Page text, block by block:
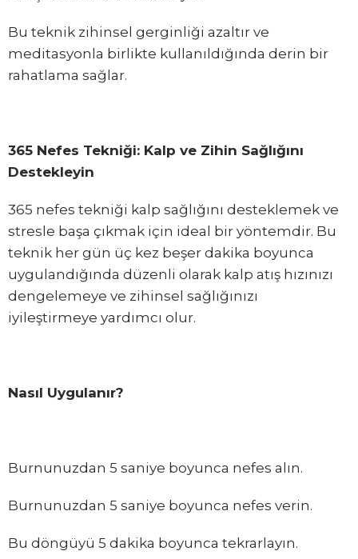
Bu teknik zihinsel gerginliği azaltır ve
meditasyonla birlikte kullanıldığında derin bir
rahatlama sağlar.
365 Nefes Tekniği: Kalp ve Zihin Sağlığını
Destekleyin
365 nefes tekniği kalp sağlığını desteklemek ve
stresle başa çıkmak için ideal bir yöntemdir. Bu
teknik her gün üç kez beşer dakika boyunca
uygulandığında düzenli olarak kalp atış hızınızı
dengelemeye ve zihinsel sağlığınızı
iyileştirmeye yardımcı olur.
Nasıl Uygulanır?
Burnunuzdan 5 saniye boyunca nefes alın.
Burnunuzdan 5 saniye boyunca nefes verin.
Bu döngüyü 5 dakika boyunca tekrarlayın.